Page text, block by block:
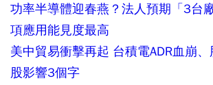
功率半導體迎春燕？法人預期「3台
項應用能見度最高
美中貿易衝擊再起 台積電ADR血崩
股影響3個字